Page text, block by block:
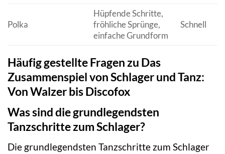
Polka
Hüpfende Schritte,
fröhliche Sprünge,
einfache Grundform
Schnell
Häufig gestellte Fragen zu Das
Zusammenspiel von Schlager und Tanz:
Von Walzer bis Discofox
Was sind die grundlegendsten
Tanzschritte zum Schlager?
Die grundlegendsten Tanzschritte zum Schlager